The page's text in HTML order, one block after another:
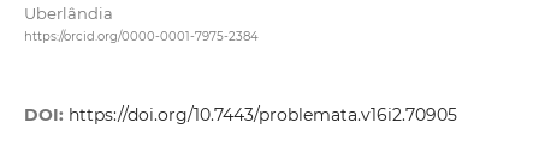
Uberlândia
https://orcid.org/0000-0001-7975-2384
DOI: https://doi.org/10.7443/problemata.v16i2.70905